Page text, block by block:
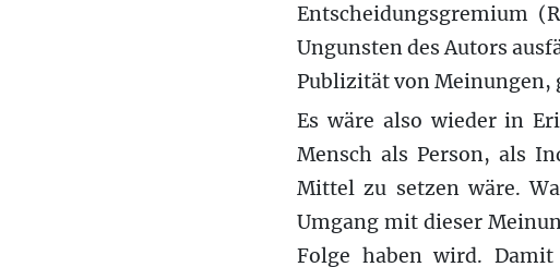
Entscheidungsgremium
Ungunsten des Autors
Publizität von
Es wäre also wieder in
Mensch als Person, als
Mittel zu setzen wäre.
Umgang mit dieser
Folge haben wird.